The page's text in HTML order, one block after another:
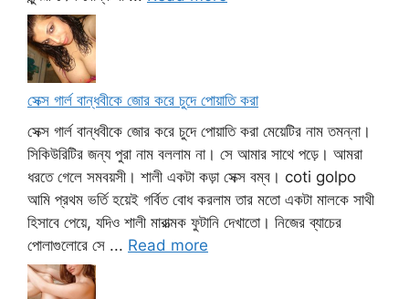
সেক্স গার্ল বান্ধবীকে জোর করে চুদে পোয়াতি করা
সেক্স গার্ল বান্ধবীকে জোর করে চুদে পোয়াতি করা মেয়েটির নাম তমন্না।
সিকিউরিটির জন্য পুরা নাম বললাম না। সে আমার সাথে পড়ে। আমরা
ধরতে গেলে সমবয়সী। শালী একটা কড়া সেক্স বম্ব। coti golpo
আমি প্রথম ভর্তি হয়েই গর্বিত বোধ করলাম তার মতো একটা মালকে সাথী
হিসাবে পেয়ে, যদিও শালী মারাত্মক ফুটানি দেখাতো। নিজের ব্যাচের
পোলাগুলোরে সে ... Read more